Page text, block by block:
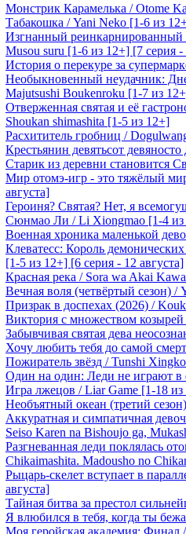
Монстрик Карамелька / Otome
Табакошка / Yani Neko [1-6 из
Изгнанный реинкарнированный
Musou suru [1-6 из 12+] [7 серия -
История о перекуре за
Необыкновенный неудачник:
Majutsushi Boukenroku [1-7 из
Отверженная святая и её
Shoukan shimashita [1-5 из 12+]
Расхититель гробниц /
Крестьянин девятьсот
Старик из деревни становится
Мир отомэ-игр - это тяжёлый
августа]
Героиня? Святая? Нет, я
Сюнмао Ли / Li Xiongmao [1-4 из
Военная хроника маленькой
Клеватесс: Король
[1-5 из 12+] [6 серия - 12 августа]
Красная река / Sora wa Akai
Вечная воля (четвёртый сезон)
Призрак в доспехах (2026) /
Виктория с множеством
Забывчивая святая дева
Хочу любить тебя до самой
Пожиратель звёзд / Tunshi
Один на один: Леди не играют в
Игра лжецов / Liar Game [1-18 из
Необъятный океан (третий
Аккуратная и симпатичная
Seiso Karen na Bishoujo ga,
Разгневанная леди поклялась
Chikaimashita. Madousho no
Рыцарь-скелет вступает в
августа]
Тайная битва за престол
Я влюбился в тебя, когда ты
Моя геройская академия: Финал